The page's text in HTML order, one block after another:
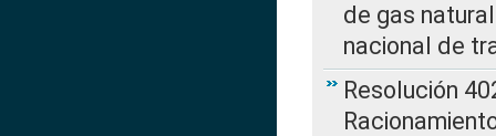
de gas
nacional de
Resolución